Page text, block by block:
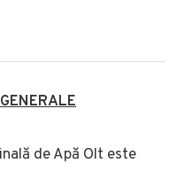
de Apă Olt este